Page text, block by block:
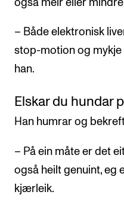
også meir eller
– Både elektronisk
stop-motion og mykje
han.
Elskar du hundar
Han humrar og
– På ein måte er det
også heilt genuint, eg
kjærleik.